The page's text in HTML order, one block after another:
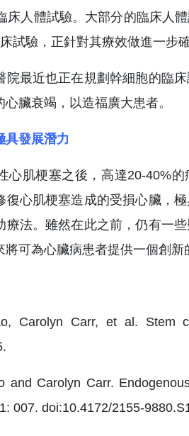
床人體試驗。大部分的臨床人
試驗，正針對其療效做進一步確
院最近也正在規劃幹細胞的臨
臟衰竭，以造福廣大患者。
具發展潛力
心肌梗塞之後，高達20-40%
復心肌梗塞造成的受損心臟，
療法。雖然在此之前，仍有一
可為心臟病患者提供一個創新
Carolyn Carr, et al. Stem
and Carolyn Carr.
007. doi:10.4172/2155-